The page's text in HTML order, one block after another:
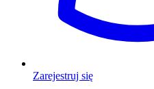
Zarejestruj się